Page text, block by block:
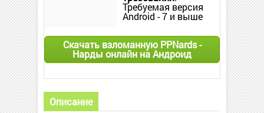
Требуемая версия
Android - 7 и выше
Скачать взломанную PPNards -
Нарды онлайн на Андроид
Описание